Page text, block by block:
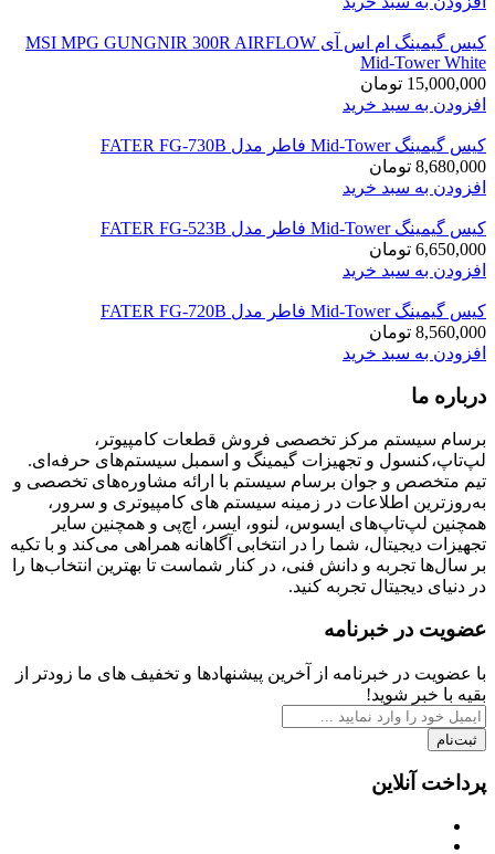
کیس گیمینگ ام اس آی MSI MPG GUNGNIR 300R AIRFLOW
Mid-Tower White
15,000,000 تومان
افزودن به سبد خرید
کیس گیمینگ Mid-Tower فاطر مدل FATER FG-730B
8,680,000 تومان
افزودن به سبد خرید
کیس گیمینگ Mid-Tower فاطر مدل FATER FG-523B
6,650,000 تومان
افزودن به سبد خرید
کیس گیمینگ Mid-Tower فاطر مدل FATER FG-720B
8,560,000 تومان
افزودن به سبد خرید
درباره ما
برسام سیستم مرکز تخصصی فروش قطعات کامپیوتر،
لپ‌تاپ،کنسول و تجهیزات گیمینگ و اسمبل سیستم‌های حرفه‌ای.
تیم متخصص و جوان برسام سیستم با ارائه مشاوره‌های تخصصی و
به‌روزترین اطلاعات در زمینه سیستم های کامپیوتری و سرور،
همچنین لپ‌تاپ‌های ایسوس، لنوو، ایسر، اچ‌پی و همچنین سایر
تجهیزات دیجیتال، شما را در انتخابی آگاهانه همراهی می‌کند و با تکیه
بر سال‌ها تجربه و دانش فنی، در کنار شماست تا بهترین انتخاب‌ها را
در دنیای دیجیتال تجربه کنید.
عضویت در خبرنامه
با عضویت در خبرنامه از آخرین پیشنهادها و تخفیف های ما زودتر از
بقیه با خبر شوید!
ثبت‌نام
پرداخت آنلاین